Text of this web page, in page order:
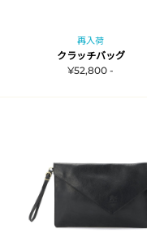
再入荷
クラッチバッグ
¥52,800 -